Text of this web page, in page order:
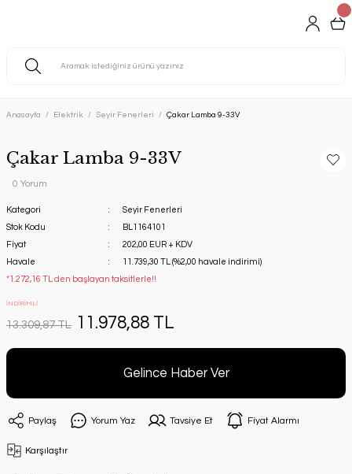
Anasayfa Elektrik Seyir Fenerleri Çakar Lamba 9-33V
Çakar Lamba 9-33V
0 Yorum
Kategori
Seyir Fenerleri
Stok Kodu
BL1164101
Fiyat
202,00 EUR + KDV
Havale
11.739,30 TL (%2,00 havale indirimi)
*1.272,16 TL den başlayan taksitlerle!!
İNDİRİMLİ
13.309,87 TL 11.978,88 TL
Gelince Haber Ver
Paylaş Yorum Yaz Tavsiye Et Fiyat Alarmı
Karşılaştır